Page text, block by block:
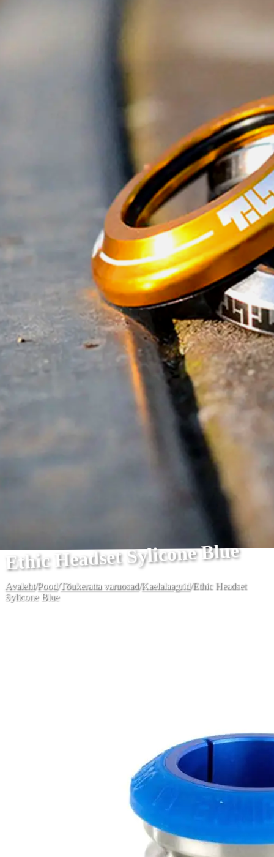
Ethic Headset Sylicone Blue
Avaleht/Pood/Tõukeratta varuosad/Kaelalaagrid/Ethic Headset
Sylicone Blue